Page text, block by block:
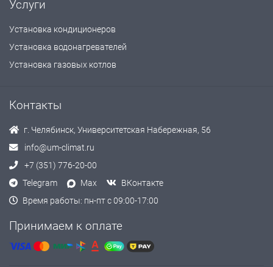
Услуги
Установка кондиционеров
Установка водонагревателей
Установка газовых котлов
Контакты
г. Челябинск, Университетская Набережная, 56
info@um-climat.ru
+7 (351) 776-20-00
Telegram
Max
ВКонтакте
Время работы: пн-пт с 09:00-17:00
Принимаем к оплате